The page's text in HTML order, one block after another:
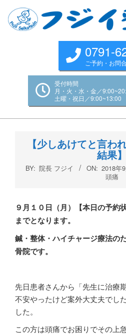
content
0791-
ご予約・お問
受付時間
月・火・水・金／
土曜・祝日／9:00~13:00
【少しあけてと言わ
結果】
BY: 院長 フジイ ON: 2018年
頭痛
９月１０ 日（月）
【本日の予約
までとなります。
鍼・整体・ハイチャージ療法の
骨院です。
先日患者さんから「先生に治療
不安やったけど案外大丈夫でし
した。
この方は頭痛でお困りでその上